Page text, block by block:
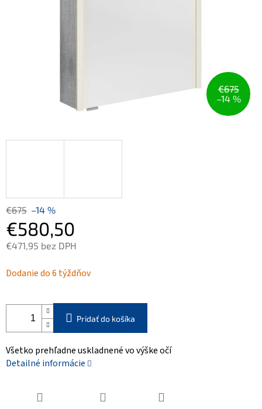
€675
–14 %
€675 –14 %
€580,50
€471,95 bez DPH
cena:
Dodanie do 6 týždňov
Pridať do košíka
Všetko prehľadne uskladnené vo výške očí
Detailné informácie